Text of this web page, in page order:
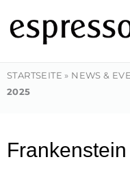
Inhalt
springen
STARTSEITE » NEWS &
2025